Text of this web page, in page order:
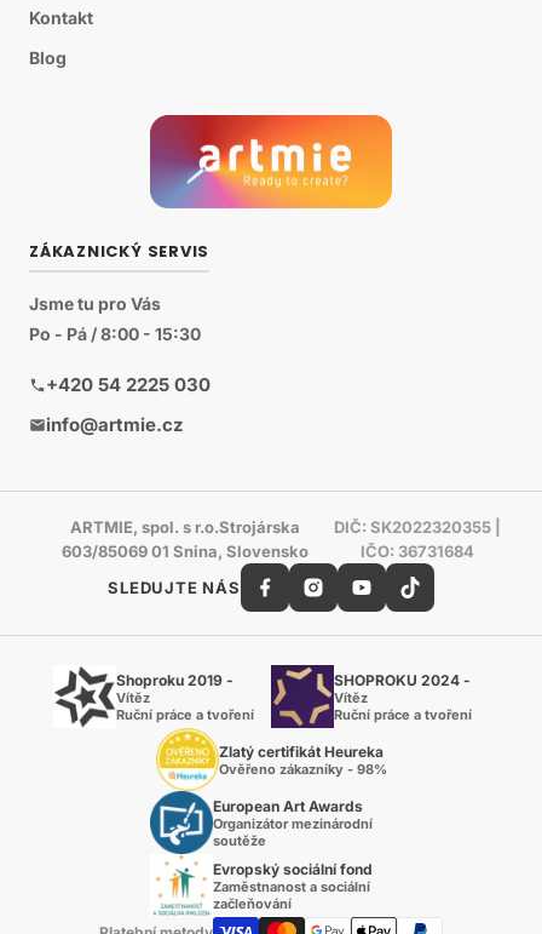
Kontakt
Blog
ZÁKAZNICKÝ SERVIS
Jsme tu pro Vás
Po - Pá / 8:00 - 15:30
+420 54 2225 030
info@artmie.cz
ARTMIE, spol. s r.o.Strojárska
603/85069 01 Snina, Slovensko
DIČ: SK2022320355 |
IČO: 36731684
SLEDUJTE NÁS
Shoproku 2019 -
Vítěz
Ruční práce a tvoření
SHOPROKU 2024 -
Vítěz
Ruční práce a tvoření
Zlatý certifikát Heureka
Ověřeno zákazníky - 98%
European Art Awards
Organizátor mezinárodní
soutěže
Evropský sociální fond
Zaměstnanost a sociální
začleňování